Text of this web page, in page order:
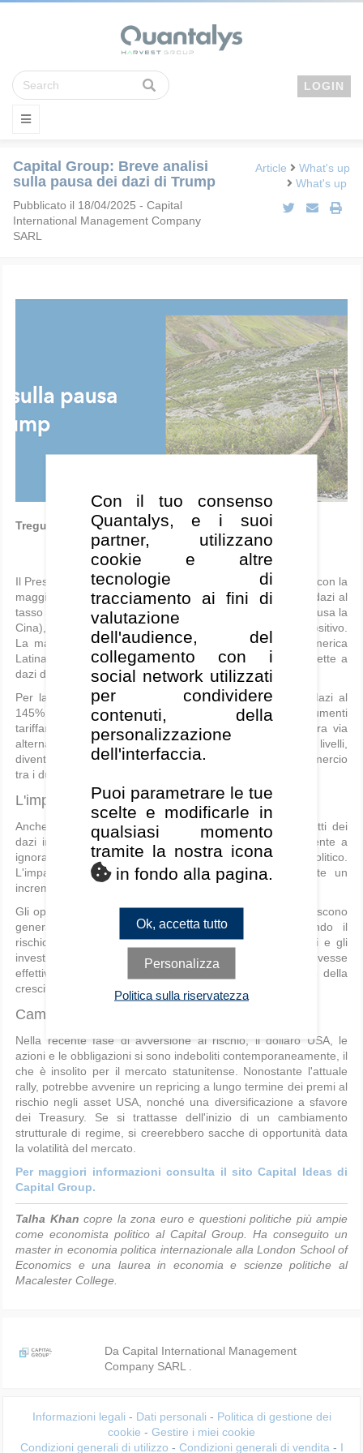
LOGIN
Capital Group: Breve analisi
sulla pausa dei dazi di Trump
Pubblicato il 18/04/2025 - Capital
International Management Company
SARL
Article
What's up
What's up
Tregua di 90 giorni, tranne che per la Cina.
Il Presidente Trump ha annunciato una tregua di 90 giorni con la
maggior parte della comunità internazionale, riducendo i dazi al
tasso base del 10% per l'Unione Europea (UE), l'Asia (esclusa la
Cina), il Sudafrica e altri Paesi. Si tratta di uno sviluppo positivo.
La maggior parte delle altre grandi economie, tra cui America
Latina, Canada, Regno Unito e Australia, erano già soggette a
dazi di base o inferiori.
Per la Cina, invece, gli Stati Uniti hanno aumentato i dazi al
145% (al 10 aprile). Un'inversione di rotta di questi aumenti
tariffari sembra improbabile, poiché non esiste una chiara via
alternativa e, una volta che i dazi raggiungono questi livelli,
diventano essenzialmente privi di significato poiché il commercio
tra i due Paesi finirà per cessare.
L'impatto dell'incertezza sarà più duraturo
Anche se Trump negozierà accordi per mitigare gli effetti dei
dazi in tempi relativamente brevi, continuerà probabilmente a
ignorare le norme storiche nel processo decisionale politico.
L'impatto di questo nuovo approccio è sostanzialmente un
incremento dell'incertezza.
Gli operatori di mercato, i consumatori e le imprese reagiscono
generalmente in modo negativo all'incertezza riducendo il
rischio: tagliando la spesa, le assunzioni, gli investimenti e gli
investimenti rischiosi. Se questo scenario dovesse
effettivamente verificarsi, prevediamo revisioni al ribasso della
crescita e, di conseguenza, degli utili.
Cambiamento strutturale di regime
Nella recente fase di avversione al rischio, il dollaro USA, le
azioni e le obbligazioni si sono indeboliti contemporaneamente, il
che è insolito per il mercato statunitense. Nonostante l'attuale
rally, potrebbe avvenire un repricing a lungo termine dei premi al
rischio negli asset USA, nonché una diversificazione a sfavore
dei Treasury. Se si trattasse dell'inizio di un cambiamento
strutturale di regime, si creerebbero sacche di opportunità data
la volatilità del mercato.
Per maggiori informazioni consulta il sito Capital Ideas di
Capital Group.
Talha Khan copre la zona euro e questioni politiche più ampie
come economista politico al Capital Group. Ha conseguito un
master in economia politica internazionale alla London School of
Economics e una laurea in economia e scienze politiche al
Macalester College.
Da Capital International Management
Company SARL .
Informazioni legali - Dati personali - Politica di gestione dei
cookie - Gestire i miei cookie
Condizioni generali di utilizzo - Condizioni generali di vendita - I
Con il tuo consenso
Quantalys, e i suoi
partner, utilizzano
cookie e altre
tecnologie di
tracciamento ai fini di
valutazione
dell'audience, del
collegamento con i
social network utilizzati
per condividere
contenuti, della
personalizzazione
dell'interfaccia.
Puoi parametrare le tue
scelte e modificarle in
qualsiasi momento
tramite la nostra icona
in fondo alla pagina.
Ok, accetta tutto
Personalizza
Politica sulla riservatezza